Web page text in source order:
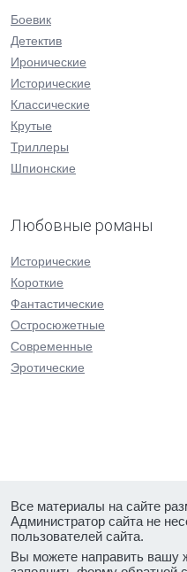
Боевик
Детектив
Иронические
Исторические
Классические
Крутые
Триллеры
Шпионские
Любовные романы
Исторические
Короткие
Фантастические
Остросюжетные
Современные
Эротические
Все материалы на сайте
Администратор сайта не
пользователей сайта.
Вы можете направить вашу